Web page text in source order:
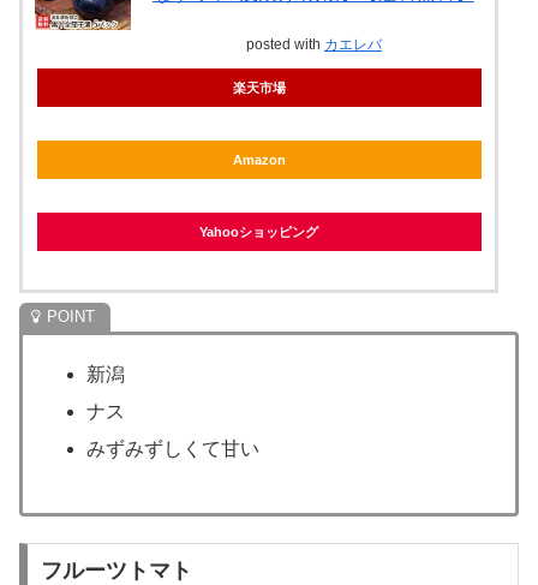
posted with カエレバ
楽天市場
Amazon
Yahooショッピング
新潟
ナス
みずみずしくて甘い
フルーツトマト